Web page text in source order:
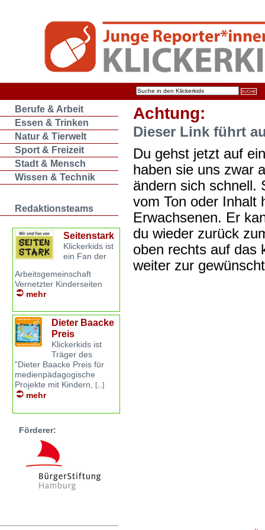
Berufe & Arbeit
Essen & Trinken
Natur & Tierwelt
Sport & Freizeit
Stadt & Mensch
Wissen & Technik
Redaktionsteams
Seitenstark
Klickerkids ist
ein Fan der
Arbeitsgemeinschaft
Vernetzter Kinderseiten
mehr
Dieter Baacke
Preis
Klickerkids ist
Träger des
"Dieter Baacke Preis für
medienpädagogische
Projekte mit Kindern, [...]
mehr
Förderer:
Achtung:
Dieser Link führt
Du gehst jetzt auf
haben sie uns zwar
ändern sich schnell.
vom Ton oder Inhalt
Erwachsenen. Er
du wieder zurück
oben rechts auf das
weiter zur